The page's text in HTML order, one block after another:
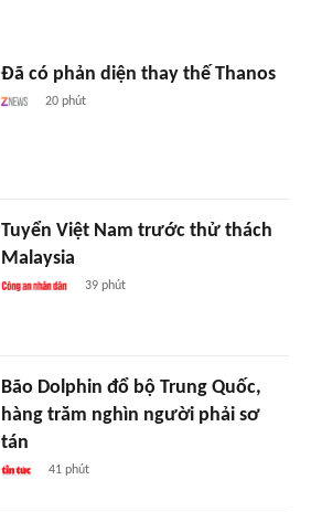
Đã có phản diện thay thế Thanos
20 phút
Tuyển Việt Nam trước thử thách
Malaysia
39 phút
Bão Dolphin đổ bộ Trung Quốc,
hàng trăm nghìn người phải sơ
tán
41 phút